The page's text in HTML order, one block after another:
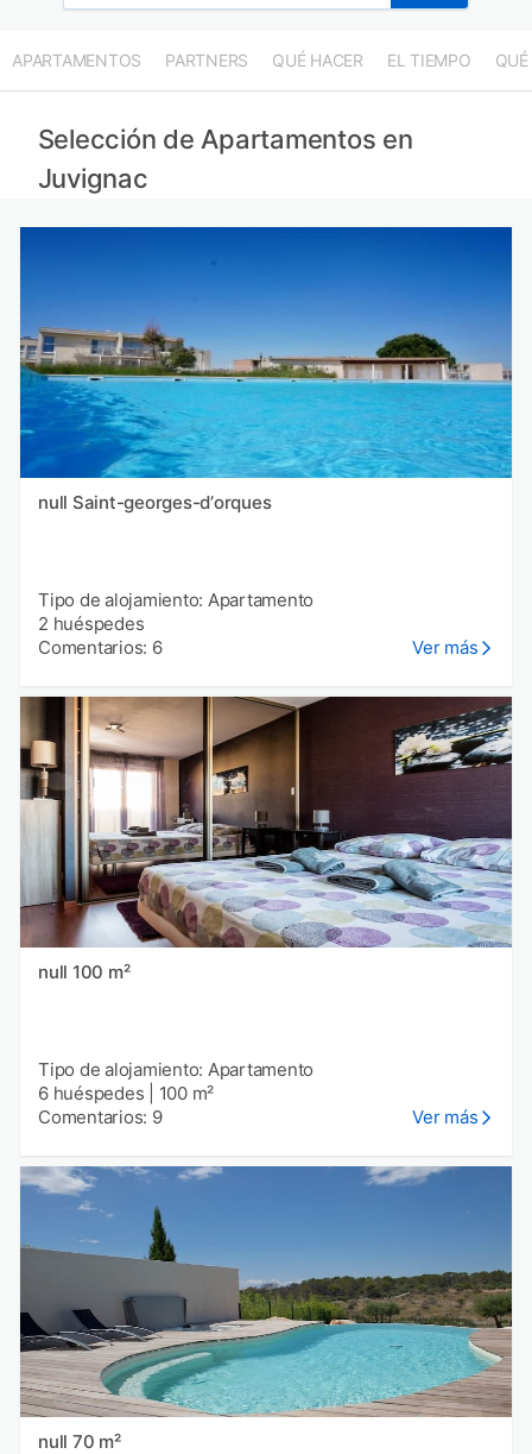
APARTAMENTOS PARTNERS QUÉ HACER EL TIEMPO QUÉ
Selección de Apartamentos en
Juvignac
null Saint-georges-dʼorques
Tipo de alojamiento: Apartamento
2 huéspedes
Comentarios: 6
Ver más
null 100 m²
Tipo de alojamiento: Apartamento
6 huéspedes
100 m²
Comentarios: 9
Ver más
null 70 m²